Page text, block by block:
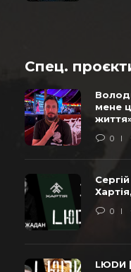
Спец.
мене
0
0
LЮDИ